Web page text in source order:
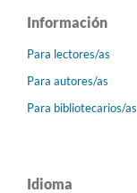
Información
Para lectores/as
Para autores/as
Para bibliotecarios/as
Idioma